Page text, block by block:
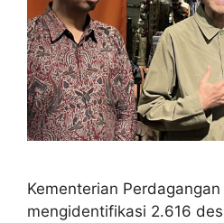
Kementerian
mengidentifikasi 2.616